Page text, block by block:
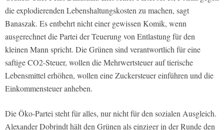
die explodierenden Lebenshaltungskosten zu machen, sagt
Banaszak. Es entbehrt nicht einer gewissen Komik, wenn
ausgerechnet die Partei der Teuerung von Entlastung für den
kleinen Mann spricht. Die Grünen sind verantwortlich für eine
saftige CO2-Steuer, wollen die Mehrwertsteuer auf tierische
Lebensmittel erhöhen, wollen eine Zuckersteuer einführen und die
Einkommensteuer anheben.
Die Öko-Partei steht für alles, nur nicht für den sozialen Ausgleich.
Alexander Dobrindt hält den Grünen als einziger in der Runde den